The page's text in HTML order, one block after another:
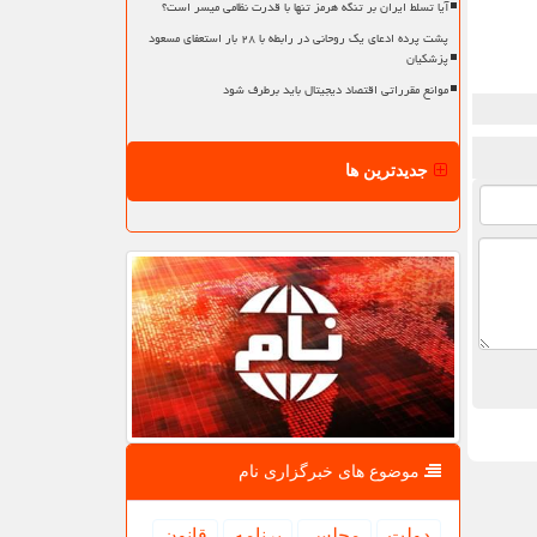
آیا تسلط ایران بر تنگه هرمز تنها با قدرت نظامی میسر است؟
پشت پرده ادعای یک روحانی در رابطه با ۲۸ بار استعفای مسعود
پزشکیان
موانع مقرراتی اقتصاد دیجیتال باید برطرف شود
جدیدترین ها
موضوع های خبرگزاری نام